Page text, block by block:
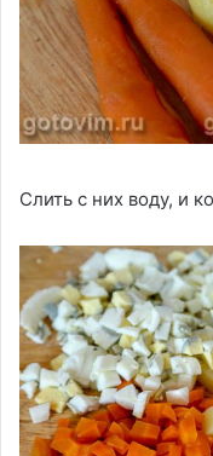
Слить с них воду, и